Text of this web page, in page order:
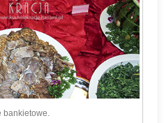
bankietowe.